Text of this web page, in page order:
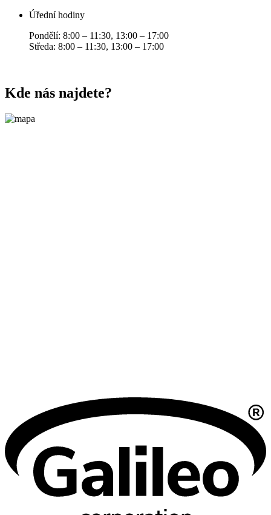
Úřední hodiny
Pondělí: 8:00 – 11:30, 13:00 – 17:00
Středa: 8:00 – 11:30, 13:00 – 17:00
Kde nás najdete?